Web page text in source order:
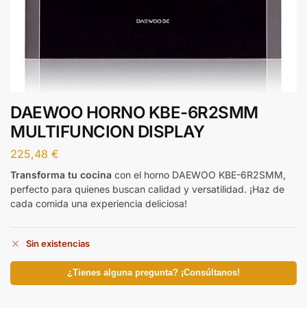
DAEWOO HORNO KBE-6R2SMM
MULTIFUNCION DISPLAY
225,48 €
Transforma tu cocina con el horno DAEWOO KBE-6R2SMM,
perfecto para quienes buscan calidad y versatilidad. ¡Haz de
cada comida una experiencia deliciosa!
Sin existencias
¿Tienes alguna pregunta? ¡Consúltanos!